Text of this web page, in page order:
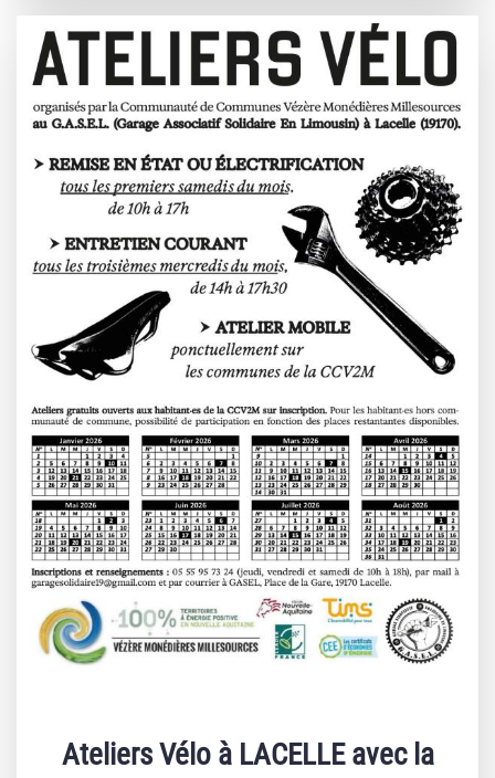
Ateliers Vélo à LACELLE avec la